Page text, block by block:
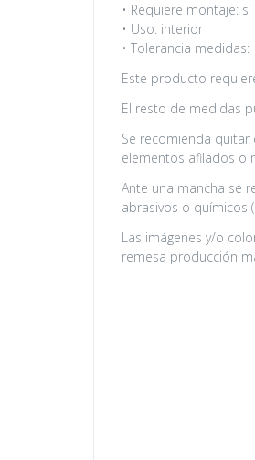
• Requiere montaje: sí
• Uso: interior
• Tolerancia
Este producto
El resto de medidas
Se recomienda
elementos afilados o
Ante una mancha se
abrasivos o químicos
Las imágenes y/o
remesa producción